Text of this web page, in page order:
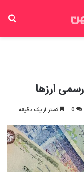
ارزها
0 کمتر از یک دقیقه